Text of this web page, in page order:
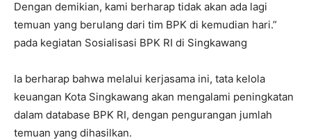
Dengan demikian, kami berharap tidak akan ada lagi
temuan yang berulang dari tim BPK di kemudian hari.”
pada kegiatan Sosialisasi BPK RI di Singkawang
Ia berharap bahwa melalui kerjasama ini, tata kelola
keuangan Kota Singkawang akan mengalami peningkatan
dalam database BPK RI, dengan pengurangan jumlah
temuan yang dihasilkan.